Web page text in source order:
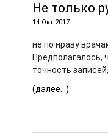
Не только
14 Окт 2017
не по нраву
Предполагалось,
точность
(далее…)